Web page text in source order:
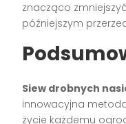
znacząco
późniejszym
Siew drobnych
innowacyjna
życie każdemu